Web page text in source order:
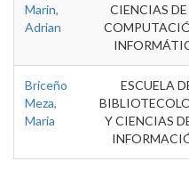
Marin,
Adrian
CIENCIAS DE
Briceño
Meza,
Maria
ESCUELA
Y CIENCIAS